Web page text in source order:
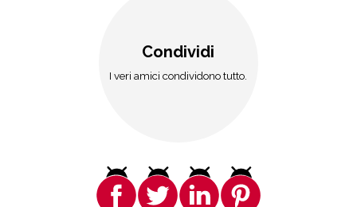
Condividi
I veri amici condividono tutto.